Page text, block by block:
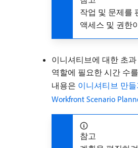
작업 및 문제를
액세스 및 권한
이니셔티브에 대한 초
역할에 필요한 시간 수
내용은 이니셔티브 만
Workfront Scenario
참고